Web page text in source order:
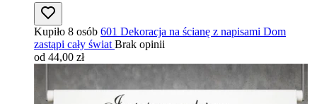
Kupiło 8 osób 601 Dekoracja na ścianę z napisami Dom
zastąpi cały świat Brak opinii
od 44,00 zł